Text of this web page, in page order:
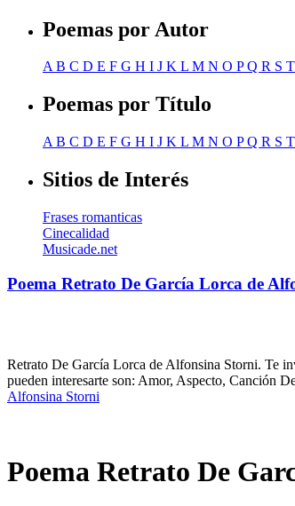
Poemas por Autor
AB C D E F G H I J K L M N O PQ R S T
Poemas por Título
A B C D E F G H I J K L M N O PQ R S T
Sitios de Interés
Frases romanticas
Cinecalidad
Musicade.net
Poema Retrato De García Lorca de
Retrato De García Lorca de Alfonsina Storni. Te
pueden interesarte son: Amor, Aspecto, Canción
Alfonsina Storni
Poema Retrato De